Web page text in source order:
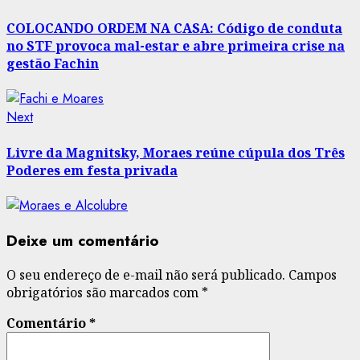
navigation
COLOCANDO ORDEM NA CASA: Código de conduta
no STF provoca mal-estar e abre primeira crise na
gestão Fachin
NextNext
Livre da Magnitsky, Moraes reúne cúpula dos Três
Poderes em festa privada
Deixe um comentário
O seu endereço de e-mail não será publicado. Campos
obrigatórios são marcados com *
Comentário*